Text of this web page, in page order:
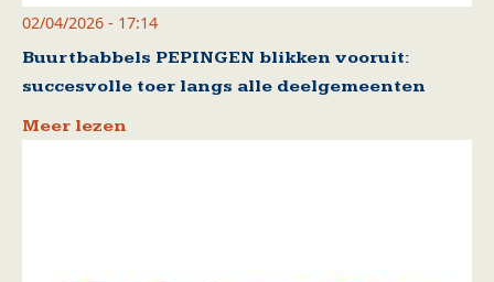
02/04/2026 - 17:14
Buurtbabbels PEPINGEN blikken vooruit:
succesvolle toer langs alle deelgemeenten
Meer lezen